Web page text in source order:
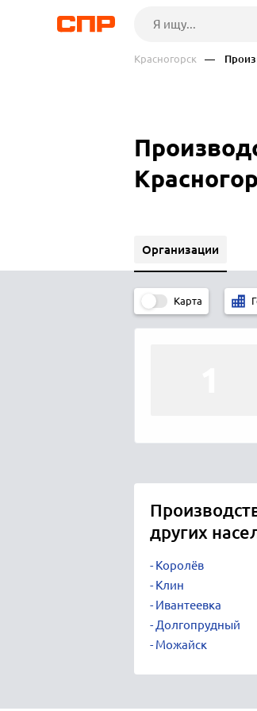
Красногорск —
Организации
Карта
других
Королёв
Клин
Ивантеевка
Долгопрудный
Можайск